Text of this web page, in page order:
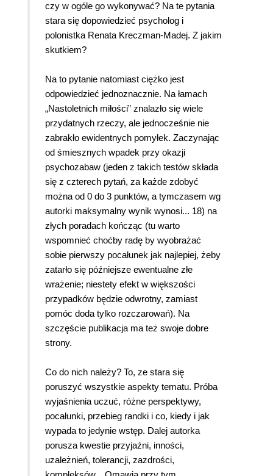
czy w ogóle go wykonywać? Na te pytania
stara się dopowiedzieć psycholog i
polonistka Renata Kreczman-Madej. Z jakim
skutkiem?
Na to pytanie natomiast ciężko jest
odpowiedzieć jednoznacznie. Na łamach
„Nastoletnich miłości” znalazło się wiele
przydatnych rzeczy, ale jednocześnie nie
zabrakło ewidentnych pomyłek. Zaczynając
od śmiesznych wpadek przy okazji
psychozabaw (jeden z takich testów składa
się z czterech pytań, za każde zdobyć
można od 0 do 3 punktów, a tymczasem wg
autorki maksymalny wynik wynosi... 18) na
złych poradach kończąc (tu warto
wspomnieć choćby radę by wyobrażać
sobie pierwszy pocałunek jak najlepiej, żeby
zatarło się późniejsze ewentualne złe
wrażenie; niestety efekt w większości
przypadków będzie odwrotny, zamiast
pomóc doda tylko rozczarowań). Na
szczęście publikacja ma też swoje dobre
strony.
Co do nich należy? To, ze stara się
poruszyć wszystkie aspekty tematu. Próba
wyjaśnienia uczuć, różne perspektywy,
pocałunki, przebieg randki i co, kiedy i jak
wypada to jedynie wstęp. Dalej autorka
porusza kwestie przyjaźni, inności,
uzależnień, tolerancji, zazdrości,